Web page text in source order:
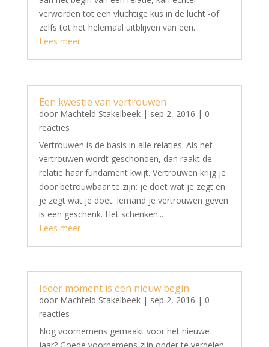
verworden tot een vluchtige kus in de lucht -of
zelfs tot het helemaal uitblijven van een...
Lees meer
Een kwestie van vertrouwen
door Machteld Stakelbeek| sep 2, 2016 | 0
reacties
Vertrouwen is de basis in alle relaties. Als het
vertrouwen wordt geschonden, dan raakt de
relatie haar fundament kwijt. Vertrouwen krijg je
door betrouwbaar te zijn: je doet wat je zegt en
je zegt wat je doet. Iemand je vertrouwen geven
is een geschenk. Het schenken...
Lees meer
Ieder moment is een nieuw begin
door Machteld Stakelbeek| sep 2, 2016 | 0
reacties
Nog voornemens gemaakt voor het nieuwe